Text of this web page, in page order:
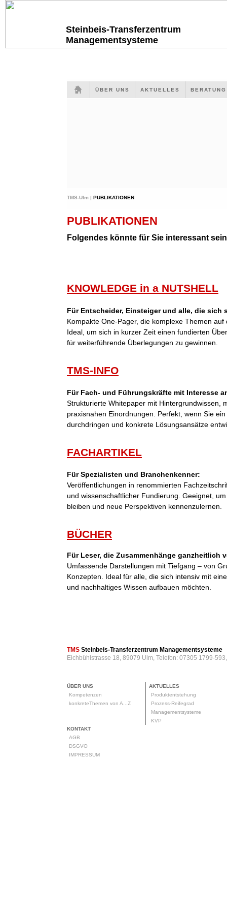
Steinbeis-Transferzentrum
Managementsysteme
ÜBER UNS AKTUELLES
TMS-Ulm | PUBLIKATIONEN
PUBLIKATIONEN
Folgendes könnte für Sie interessant
KNOWLEDGE in a NUTSHELL
Für Entscheider, Einsteiger und alle, die sich
Kompakte One-Pager, die komplexe Themen
Ideal, um sich in kurzer Zeit einen fundierten
für weiterführende Überlegungen zu gewinnen.
TMS-INFO
Für Fach- und Führungskräfte mit Interesse
Strukturierte Whitepaper mit Hintergrundwissen,
praxisnahen Einordnungen. Perfekt, wenn Sie
durchdringen und konkrete Lösungsansätze
FACHARTIKEL
Für Spezialisten und Branchenkenner:
Veröffentlichungen in renommierten
und wissenschaftlicher Fundierung. Geeignet,
bleiben und neue Perspektiven kennenzulernen.
BÜCHER
Für Leser, die Zusammenhänge ganzheitlich
Umfassende Darstellungen mit Tiefgang – von
Konzepten. Ideal für alle, die sich intensiv mit
und nachhaltiges Wissen aufbauen möchten.
TMS Steinbeis-Transferzentrum Managementsysteme
Eichbühlstrasse 18, 89079 Ulm, Telefon: 07305 1799-
ÜBER UNS
Kompetenzen
konkreteThemen von A...Z
AKTUELLES
Produktentstehung
Prozess-Reifegrad
Managementsysteme
KVP
KONTAKT
AGB
DSGVO
IMPRESSUM